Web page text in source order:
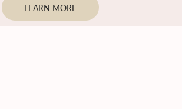
LEARN MORE